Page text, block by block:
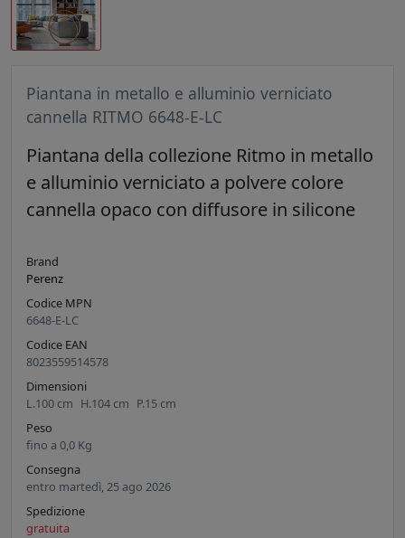
Piantana in metallo e alluminio verniciato
cannella RITMO 6648-E-LC
Piantana della collezione Ritmo in metallo
e alluminio verniciato a polvere colore
cannella opaco con diffusore in silicone
Brand
Perenz
Codice MPN
6648-E-LC
Codice EAN
8023559514578
Dimensioni
L.100 cm H.104 cm P.15 cm
Peso
fino a 0,0 Kg
Consegna
entro martedì, 25 ago 2026
Spedizione
gratuita